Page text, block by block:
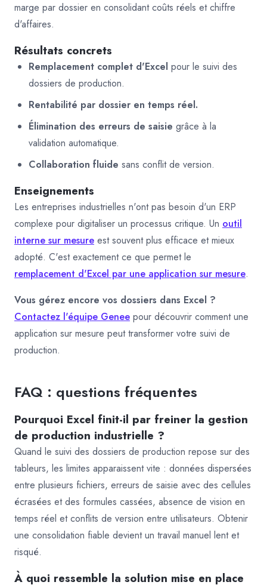
marge par dossier en consolidant coûts réels et chiffre
d'affaires.
Résultats concrets
Remplacement complet d'Excel pour le suivi des
dossiers de production.
Rentabilité par dossier en temps réel.
Élimination des erreurs de saisie grâce à la
validation automatique.
Collaboration fluide sans conflit de version.
Enseignements
Les entreprises industrielles n'ont pas besoin d'un ERP
complexe pour digitaliser un processus critique. Un outil
interne sur mesure est souvent plus efficace et mieux
adopté. C'est exactement ce que permet le
remplacement d'Excel par une application sur mesure.
Vous gérez encore vos dossiers dans Excel ?
Contactez l'équipe Genee pour découvrir comment une
application sur mesure peut transformer votre suivi de
production.
FAQ : questions fréquentes
Pourquoi Excel finit-il par freiner la gestion
de production industrielle ?
Quand le suivi des dossiers de production repose sur des
tableurs, les limites apparaissent vite : données dispersées
entre plusieurs fichiers, erreurs de saisie avec des cellules
écrasées et des formules cassées, absence de vision en
temps réel et conflits de version entre utilisateurs. Obtenir
une consolidation fiable devient un travail manuel lent et
risqué.
À quoi ressemble la solution mise en place